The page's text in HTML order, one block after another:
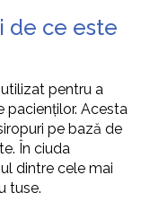
de ce este
pentru a
pacienților. Acesta
pe bază de
În ciuda
dintre cele mai
tuse.